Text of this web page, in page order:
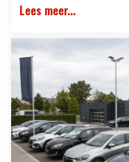
Lees meer...